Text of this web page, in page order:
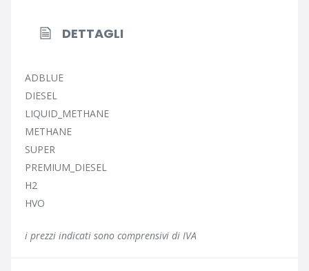
DETTAGLI
ADBLUE
DIESEL
LIQUID_METHANE
METHANE
SUPER
PREMIUM_DIESEL
H2
HVO
i prezzi indicati sono comprensivi di IVA